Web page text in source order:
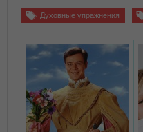
Духовные упражнения